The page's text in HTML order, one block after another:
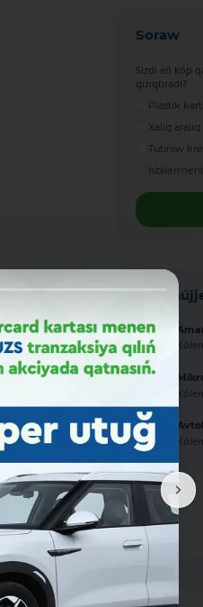
Soraw
Sizdi eń kóp
qızıqtıradı?
Plastik
Xalıq
Tutınıw
Jańa